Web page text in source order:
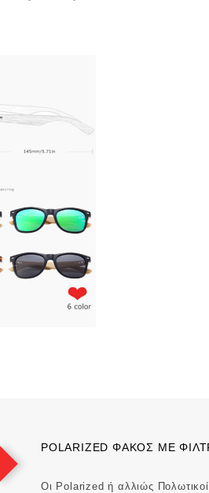
POLARIZED ΦΑΚΌΣ ΜΕ
Οι Polarized ή αλλιώς